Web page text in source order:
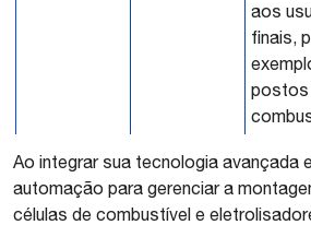
aos
finais,
postos
Ao integrar sua tecnologia avançada
automação para gerenciar a
células de combustível e